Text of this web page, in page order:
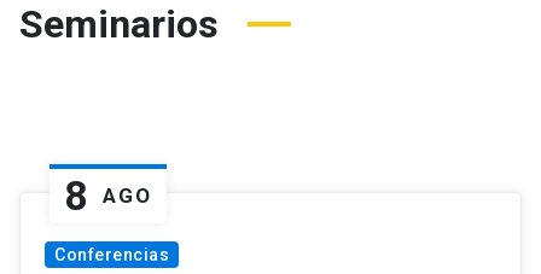
Seminarios
8 AGO
Conferencias